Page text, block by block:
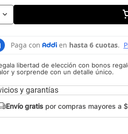
libertad de elección con bonos
y sorprende con un detalle único.
y garantías
Envío gratispor compras mayores a